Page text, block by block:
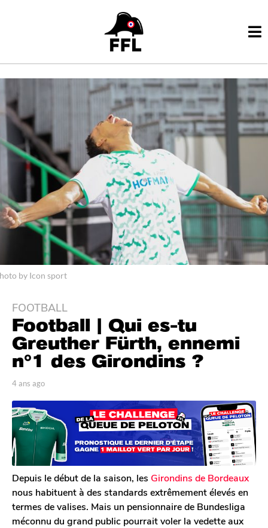
by Icon sport
4
a
n
s
a
g
4
a
n
s
a
g
o
FOOTBALL
Football | Qui es-tu
Greuther Fürth, ennemi
n°1 des Girondins ?
p
r
T
o
m
G
a
l
r
o
n
4 ans ago
s
a
Depuis le début de la saison, les Girondins de Bordeaux
nous habituent à des standards extrêmement élevés en
termes de valises. Mais un pensionnaire de Bundesliga
méconnu du grand public pourrait voler la vedette aux